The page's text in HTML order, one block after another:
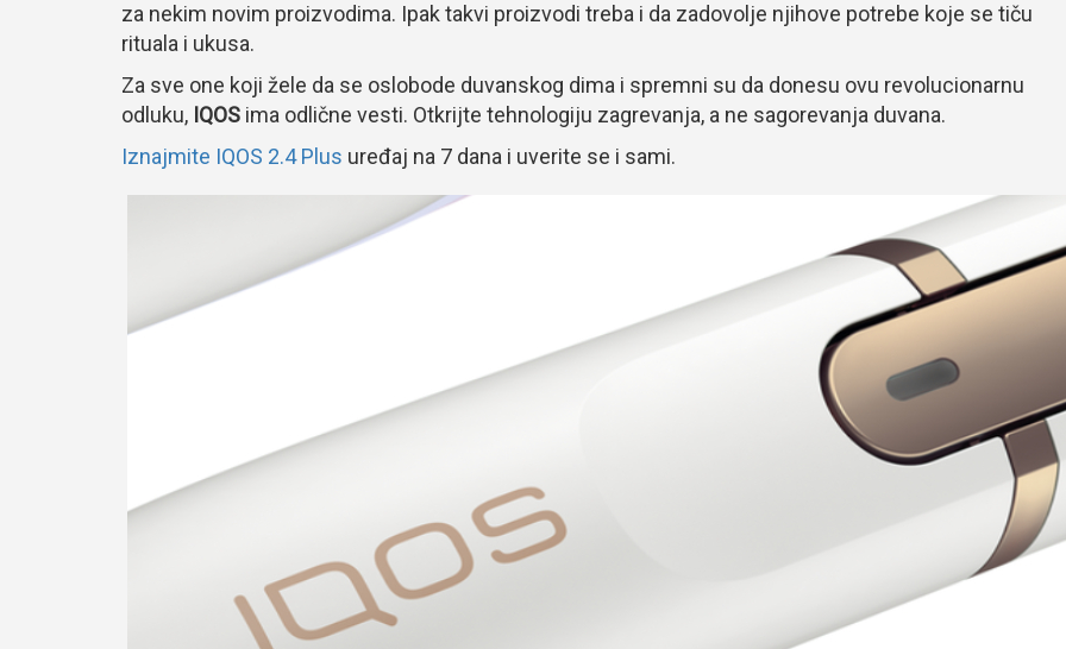
za nekim novim proizvodima. Ipak takvi proizvodi treba i da zadovolje njihove potrebe koje se tiču
rituala i ukusa.
Za sve one koji žele da se oslobode duvanskog dima i spremni su da donesu ovu revolucionarnu
odluku, IQOS ima odlične vesti. Otkrijte tehnologiju zagrevanja, a ne sagorevanja duvana.
Iznajmite IQOS 2.4 Plus uređaj na 7 dana i uverite se i sami.